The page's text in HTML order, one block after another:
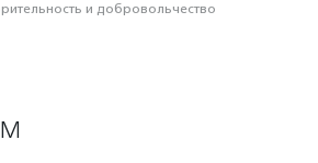
и доброволь­чест­во